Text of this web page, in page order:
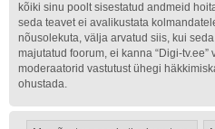
kõiki sinu poolt sisestatud andmeid
seda teavet ei avalikustata
nõusolekuta, välja arvatud siis, kui
majutatud foorum, ei kanna “Digi-
moderaatorid vastutust ühegi
ohustada.